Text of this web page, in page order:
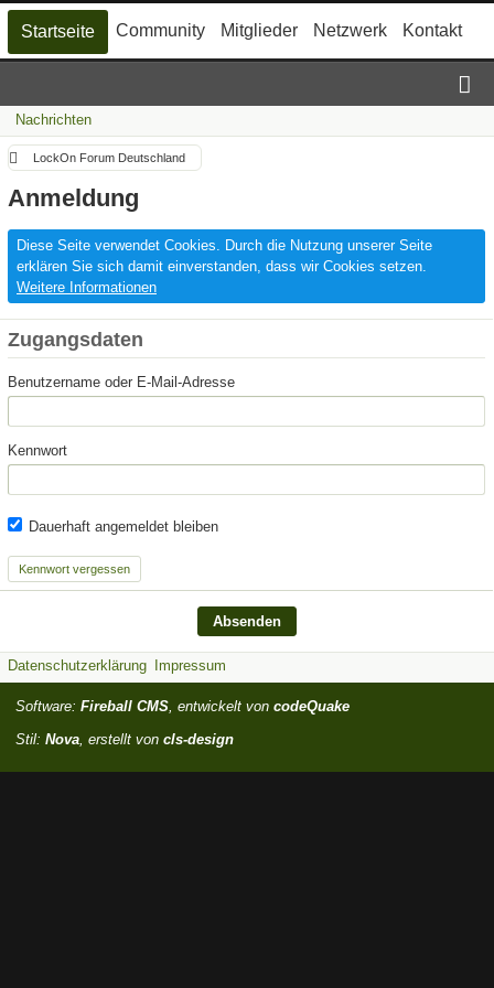
Startseite Community Mitglieder Netzwerk Kontakt
Nachrichten
LockOn Forum Deutschland
Anmeldung
Diese Seite verwendet Cookies. Durch die Nutzung unserer Seite
erklären Sie sich damit einverstanden, dass wir Cookies setzen.
Weitere Informationen
Zugangsdaten
Benutzername oder E-Mail-Adresse
Kennwort
Dauerhaft angemeldet bleiben
Kennwort vergessen
Datenschutzerklärung Impressum
Software: Fireball CMS, entwickelt von codeQuake
Stil: Nova, erstellt von cls-design